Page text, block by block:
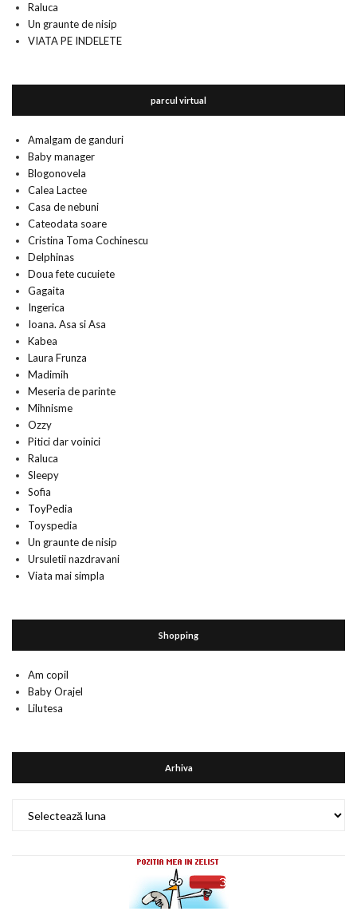
Raluca
Un graunte de nisip
VIATA PE INDELETE
parcul virtual
Amalgam de ganduri
Baby manager
Blogonovela
Calea Lactee
Casa de nebuni
Cateodata soare
Cristina Toma Cochinescu
Delphinas
Doua fete cucuiete
Gagaita
Ingerica
Ioana. Asa si Asa
Kabea
Laura Frunza
Madimih
Meseria de parinte
Mihnisme
Ozzy
Pitici dar voinici
Raluca
Sleepy
Sofia
ToyPedia
Toyspedia
Un graunte de nisip
Ursuletii nazdravani
Viata mai simpla
Shopping
Am copil
Baby Orajel
Lilutesa
Arhiva